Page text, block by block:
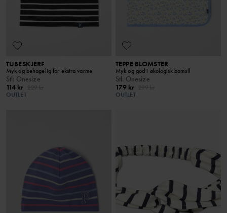
TUBESKJERF
Myk og behagelig for ekstra varme
Stl: Onesize
114 kr
OUTLET
TEPPE BLOMSTER
Myk og god i økologisk bomull
Stl: Onesize
179 kr
OUTLET